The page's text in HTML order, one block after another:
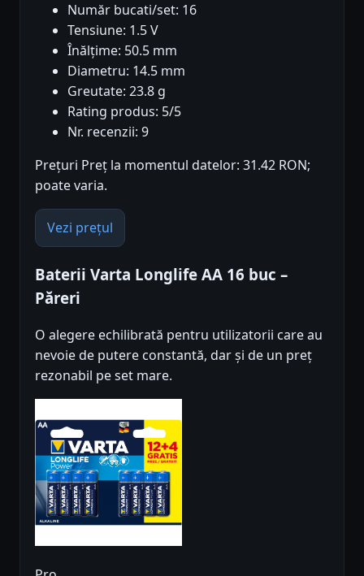
Număr bucati/set: 16
Tensiune: 1.5 V
Înălțime: 50.5 mm
Diametru: 14.5 mm
Greutate: 23.8 g
Rating produs: 5/5
Nr. recenzii: 9
Prețuri Preț la momentul datelor: 31.42 RON;
poate varia.
Vezi prețul
Baterii Varta Longlife AA 16 buc –
Păreri
O alegere echilibrată pentru utilizatorii care au
nevoie de putere constantă, dar și de un preț
rezonabil pe set mare.